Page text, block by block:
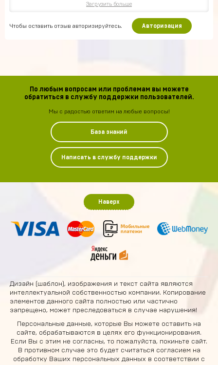
Загрузить больше
Чтобы оставить отзыв авторизируйтесь. Авторизация
По любым вопросам или проблемам вы можете
обратиться в службу поддержки пользователей.
Мы с радостью ответим на любые вопросы!
База знаний
Написать в службу поддержки
Наверх
Дизайн (шаблон), изображения и текст сайта являются
интеллектуальной собственностью компании. Копирование
элементов данного сайта полностью или частично
запрещено, может преследоваться в случае нарушения!
Персональные данные, которые Вы можете оставить на
сайте, обрабатываются в целях его функционирования.
Если Вы с этим не согласны, то пожалуйста, покиньте сайт.
В противном случае это будет считаться согласием на
обработку Ваших персональных данных в соответствии с